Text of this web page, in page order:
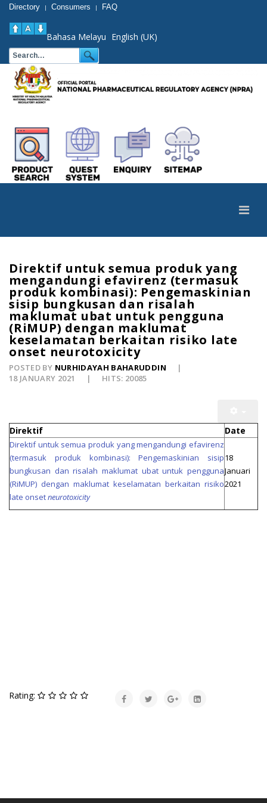
Directory | Consumers | FAQ
Bahasa Melayu English (UK)
Direktif untuk semua produk yang
mengandungi efavirenz (termasuk
produk kombinasi): Pengemaskinian
sisip bungkusan dan risalah
maklumat ubat untuk pengguna
(RiMUP) dengan maklumat
keselamatan berkaitan risiko late
onset neurotoxicity
POSTED BY NURHIDAYAH BAHARUDDIN
18 JANUARY 2021
HITS: 20085
Direktif Date
Direktif untuk semua produk yang mengandungi efavirenz
(termasuk produk kombinasi): Pengemaskinian sisip
bungkusan dan risalah maklumat ubat untuk pengguna
(RiMUP) dengan maklumat keselamatan berkaitan risiko
late onsetneurotoxicity
18
Januari
2021
Rating: